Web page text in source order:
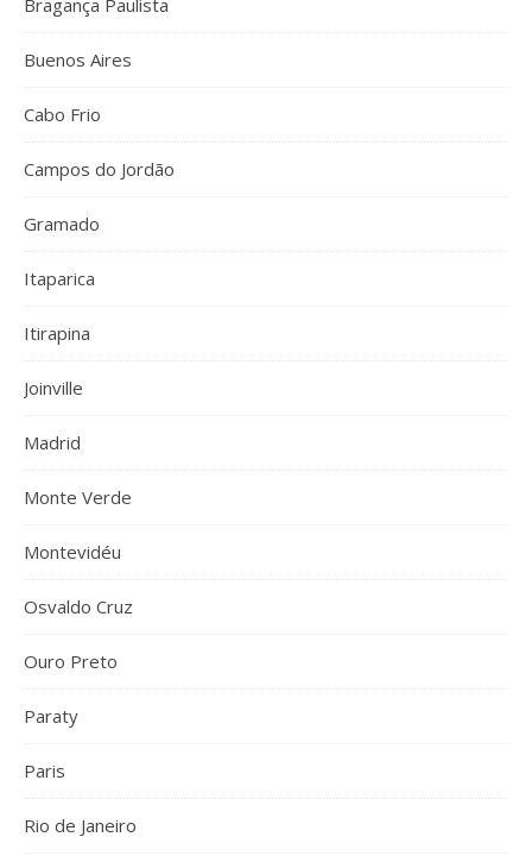
Bragança Paulista
Buenos Aires
Cabo Frio
Campos do Jordão
Gramado
Itaparica
Itirapina
Joinville
Madrid
Monte Verde
Montevidéu
Osvaldo Cruz
Ouro Preto
Paraty
Paris
Rio de Janeiro